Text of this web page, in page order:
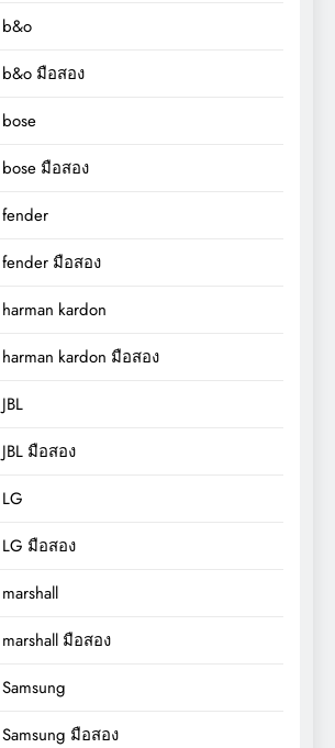
มือสอง
มือสอง
มือสอง
kardon
kardon มือสอง
มือสอง
มือสอง
มือสอง
มือสอง